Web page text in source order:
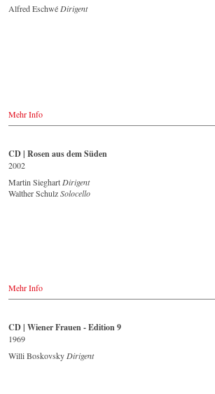
Saturn.de
Europdisc.co.uk
PrestoMusic.com
Japan / 日本
King Records
Amazon.co.jp
Naxosdirect.com
Amazon.com
Naxos.com
Spotify
Thalia.at
Gramola.at
Deutschland
Amazon.de
JPC.de
Saturn.de
Amazon.co.uk
Europadisc.co.uk
- - - - - - - - ASIEN - - - - - - - -
Alfred Eschwé Dirigent
Mehr Info
CD | Rosen aus dem Süden
2002
Martin Sieghart Dirigent
Walther SchulzSolocello
Mehr Info
CD | Wiener Frauen - Edition 9
1969
Willi Boskovsky Dirigent